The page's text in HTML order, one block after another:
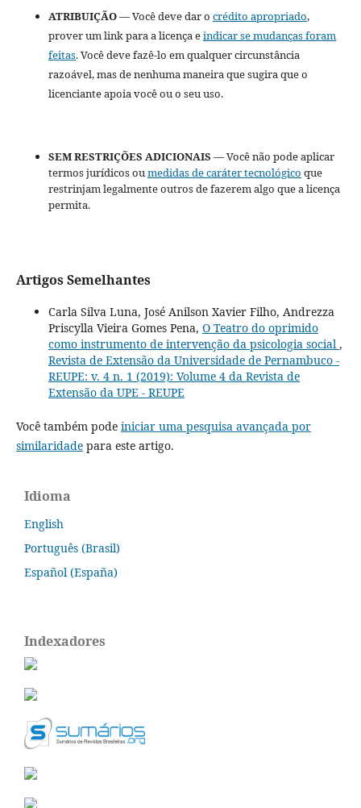
ATRIBUIÇÃO— Você deve dar o crédito apropriado,
prover um link para a licença eindicar se mudanças foram
feitas. Você deve fazê-lo em qualquer circunstância
razoável, mas de nenhuma maneira que sugira que o
licenciante apoia você ou o seu uso.
SEM RESTRIÇÕES ADICIONAIS — Você não pode aplicar
termos jurídicos ou medidas de caráter tecnológico que
restrinjam legalmente outros de fazerem algo que a licença
permita.
Artigos Semelhantes
Carla Silva Luna, José Anilson Xavier Filho, Andrezza
Priscylla Vieira Gomes Pena, O Teatro do oprimido
como instrumento de intervenção da psicologia social ,
Revista de Extensão da Universidade de Pernambuco -
REUPE: v. 4 n. 1 (2019): Volume 4 da Revista de
Extensão da UPE - REUPE
Você também pode iniciar uma pesquisa avançada por
similaridadepara este artigo.
Idioma
English
Português (Brasil)
Español (España)
Indexadores